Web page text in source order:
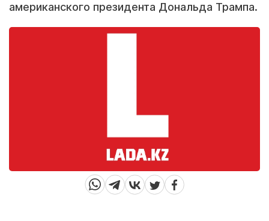
американского президента Дональда Трампа.